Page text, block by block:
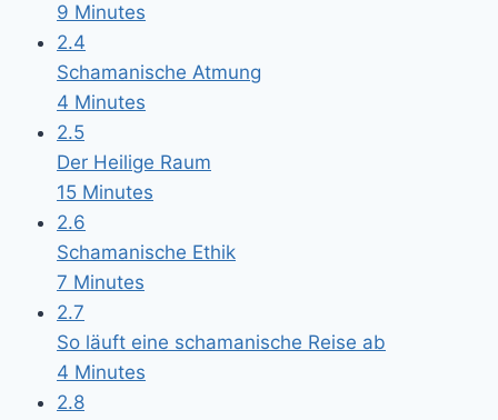
9 Minutes
2.4
Schamanische Atmung
4 Minutes
2.5
Der Heilige Raum
15 Minutes
2.6
Schamanische Ethik
7 Minutes
2.7
So läuft eine schamanische Reise ab
4 Minutes
2.8